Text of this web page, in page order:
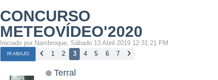
CONCURSO
METEOVÍDEO'2020
Iniciado por Nambroque, Sábado 13 Abril 2019 12:31:21 PM
IR ABAJO 1 2 3 4 5 6 7
Terral